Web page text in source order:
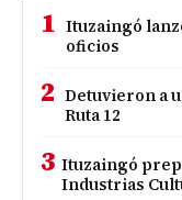
1 Ituzaingó
oficios
2 Detuvieron a
Ruta 12
3 Ituzaingó
Industrias